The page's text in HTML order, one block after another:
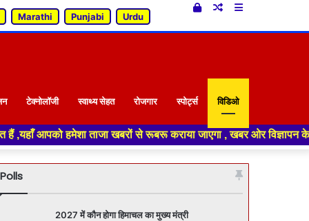
Marathi Punjabi Urdu
Sidebar
Random
Log
टेक्नोलॉजी स्वाथ्य सेहत रोजगार स्पोर्ट्स विडिओ
खबरों से रूबरू कराया जाएगा , खबर ओर विज्ञापन के लिए संपर्क करे
Polls
2027 में कौन होगा हिमाचल का मुख्य मंत्री